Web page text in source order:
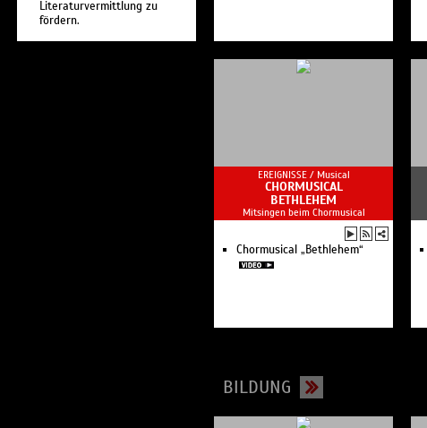
Literaturvermittlung zu
fördern.
EREIGNISSE / Musical
CHORMUSICAL
BETHLEHEM
Mitsingen beim Chormusical
Chormusical „Bethlehem“
BILDUNG